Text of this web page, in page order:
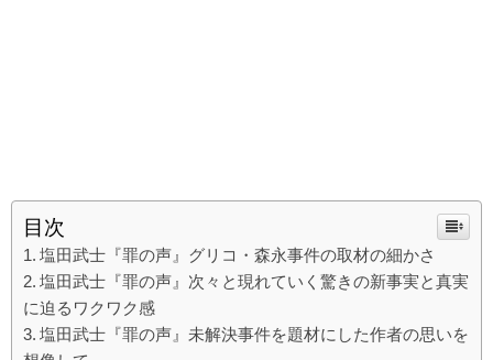
目次
塩田武士『罪の声』グリコ・森永事件の取材の細かさ
塩田武士『罪の声』次々と現れていく驚きの新事実と真実
に迫るワクワク感
塩田武士『罪の声』未解決事件を題材にした作者の思いを